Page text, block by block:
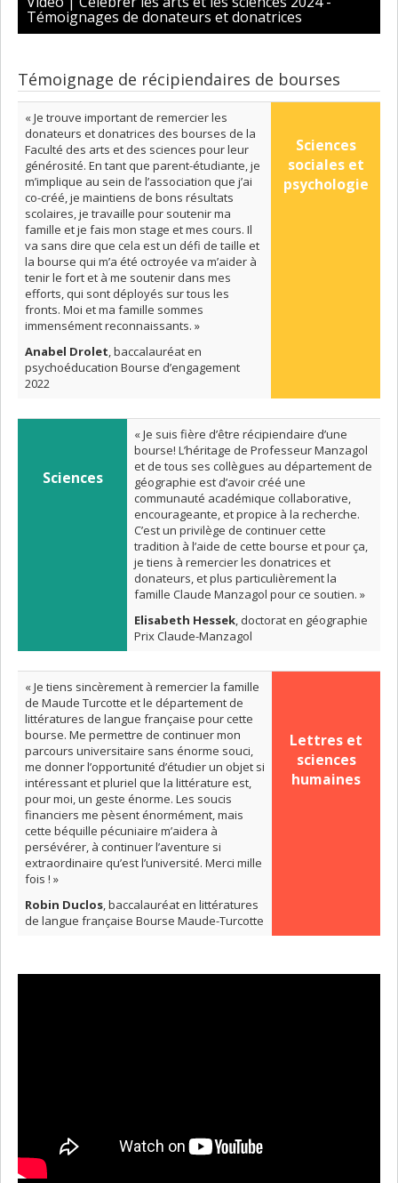
Témoignages de donateurs et donatrices
Témoignage de récipiendaires de bourses
« Je trouve important de remercier les
donateurs et donatrices des bourses de la
Faculté des arts et des sciences pour leur
générosité. En tant que parent-étudiante, je
m’implique au sein de l’association que j’ai
co-créé, je maintiens de bons résultats
scolaires, je travaille pour soutenir ma
famille et je fais mon stage et mes cours. Il
va sans dire que cela est un défi de taille et
la bourse qui m’a été octroyée va m’aider à
tenir le fort et à me soutenir dans mes
efforts, qui sont déployés sur tous les
fronts. Moi et ma famille sommes
immensément reconnaissants. »
Anabel Drolet, baccalauréat en
psychoéducation Bourse d’engagement
2022
Sciences
sociales et
psychologie
Sciences
« Je suis fière d’être récipiendaire d’une
bourse! L’héritage de Professeur Manzagol
et de tous ses collègues au département de
géographie est d’avoir créé une
communauté académique collaborative,
encourageante, et propice à la recherche.
C’est un privilège de continuer cette
tradition à l’aide de cette bourse et pour ça,
je tiens à remercier les donatrices et
donateurs, et plus particulièrement la
famille Claude Manzagol pour ce soutien. »
Elisabeth Hessek, doctorat en géographie
Prix Claude-Manzagol
« Je tiens sincèrement à remercier la famille
de Maude Turcotte et le département de
littératures de langue française pour cette
bourse. Me permettre de continuer mon
parcours universitaire sans énorme souci,
me donner l’opportunité d’étudier un objet si
intéressant et pluriel que la littérature est,
pour moi, un geste énorme. Les soucis
financiers me pèsent énormément, mais
cette béquille pécuniaire m’aidera à
persévérer, à continuer l’aventure si
extraordinaire qu’est l’université. Merci mille
fois ! »
Robin Duclos, baccalauréat en littératures
de langue française Bourse Maude-Turcotte
Lettres et
sciences
humaines